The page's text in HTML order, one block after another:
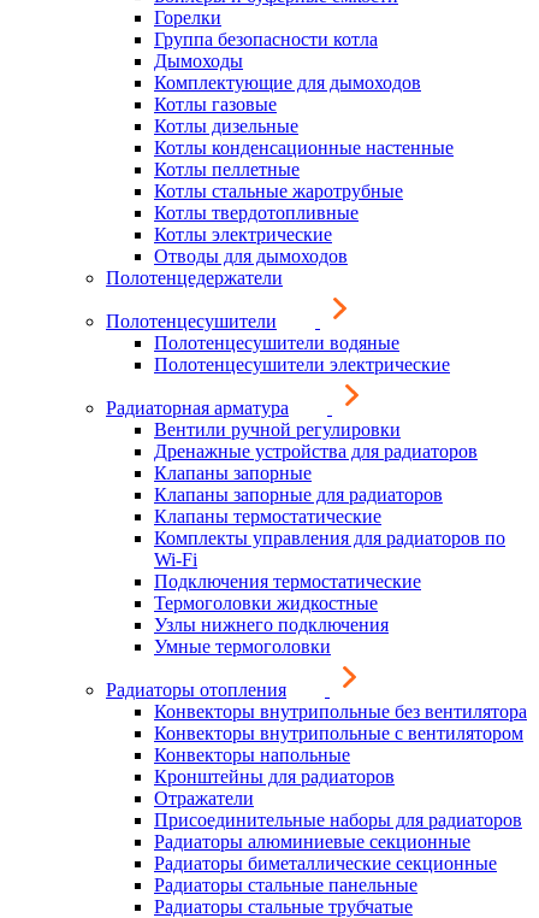
Горелки
Группа безопасности котла
Дымоходы
Комплектующие для дымоходов
Котлы газовые
Котлы дизельные
Котлы конденсационные настенные
Котлы пеллетные
Котлы стальные жаротрубные
Котлы твердотопливные
Котлы электрические
Отводы для дымоходов
Полотенцедержатели
Полотенцесушители
Полотенцесушители водяные
Полотенцесушители электрические
Радиаторная арматура
Вентили ручной регулировки
Дренажные устройства для радиаторов
Клапаны запорные
Клапаны запорные для радиаторов
Клапаны термостатические
Комплекты управления для радиаторов по
Wi-Fi
Подключения термостатические
Термоголовки жидкостные
Узлы нижнего подключения
Умные термоголовки
Радиаторы отопления
Конвекторы внутрипольные без вентилятора
Конвекторы внутрипольные с вентилятором
Конвекторы напольные
Кронштейны для радиаторов
Отражатели
Присоединительные наборы для радиаторов
Радиаторы алюминиевые секционные
Радиаторы биметаллические секционные
Радиаторы стальные панельные
Радиаторы стальные трубчатые